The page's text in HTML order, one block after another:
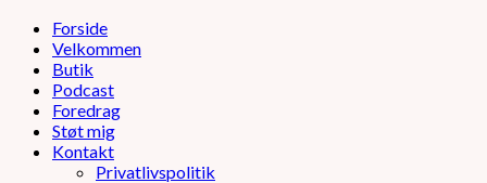
Forside
Velkommen
Butik
Podcast
Foredrag
Støt mig
Kontakt
Privatlivspolitik